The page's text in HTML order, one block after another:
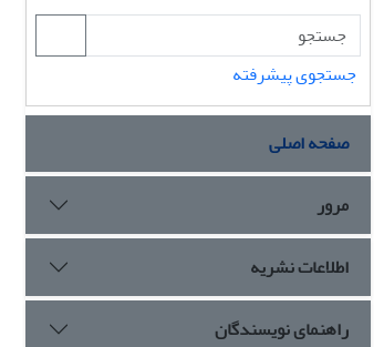
جستجوی پیشرفته
صفحه اصلی
مرور
اطلاعات نشریه
راهنمای نویسندگان